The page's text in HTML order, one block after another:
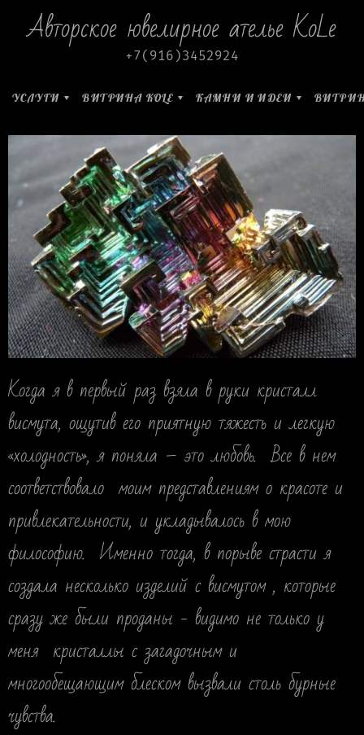
Авторское ювелирное ателье KoLe
+7(916)3452924
УСЛУГИ ВИТРИНА KOLE КАМНИ И ИДЕИ
Когда я в первый раз взяла в руки кристалл
висмута, ощутив его приятную тяжесть и легкую
«холодность», я поняла – это любовь. Все в нем
соответствовало моим представлениям о красоте и
привлекательности, и укладывалось в мою
философию. Именно тогда, в порыве страсти я
создала несколько изделий с висмутом , которые
сразу же были проданы - видимо не только у
меня кристаллы с загадочным и
многообещающим блеском вызвали столь бурные
чувства.